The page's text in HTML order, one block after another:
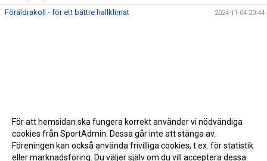
Föräldrakoll - för ett bättre hallklimat 2024-11-04 20:44
För att hemsidan ska fungera korrekt använder vi nödvändiga
cookies från SportAdmin. Dessa går inte att stänga av.
Föreningen kan också använda frivilliga cookies, t.ex. för statistik
eller marknadsföring. Du väljer själv om du vill acceptera dessa.